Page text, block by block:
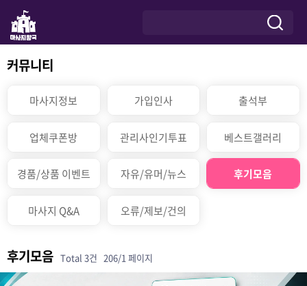
커뮤니티
마사지정보 가입인사 출석부
업체쿠폰방 관리사인기투표 베스트갤러리
경품/상품 이벤트 자유/유머/뉴스 후기모음
마사지 Q&A 오류/제보/건의
후기모음 Total 3건 206/1 페이지